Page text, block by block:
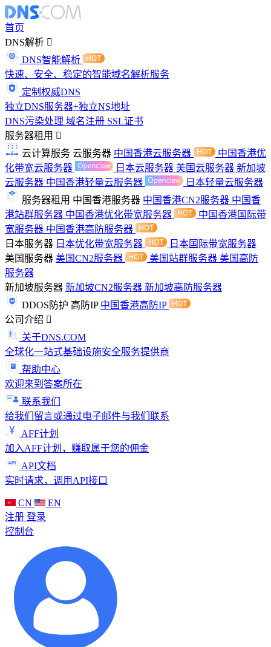
首页
DNS解析
DNS智能解析
快速、安全、稳定的智能域名解析服务
定制权威DNS
独立DNS服务器+独立NS地址
DNS污染处理 域名注册 SSL证书
服务器租用
云计算服务 云服务器 中国香港云服务器
中国香港优
化带宽云服务器
日本云服务器 美国云服务器 新加坡
云服务器 中国香港轻量云服务器
日本轻量云服务器
服务器租用 中国香港服务器 中国香港CN2服务器 中国香
港站群服务器 中国香港优化带宽服务器
中国香港国际带
宽服务器 中国香港高防服务器
日本服务器 日本优化带宽服务器
日本国际带宽服务器
美国服务器 美国CN2服务器 美国站群服务器 美国高防
服务器
新加坡服务器 新加坡CN2服务器 新加坡高防服务器
DDOS防护 高防IP 中国香港高防IP
公司介绍
关于DNS.COM
全球化一站式基础设施安全服务提供商
帮助中心
欢迎来到答案所在
联系我们
给我们留言或通过电子邮件与我们联系
AFF计划
加入AFF计划，赚取属于您的佣金
API文档
实时请求，调用API接口
CN
EN
注册 登录
控制台